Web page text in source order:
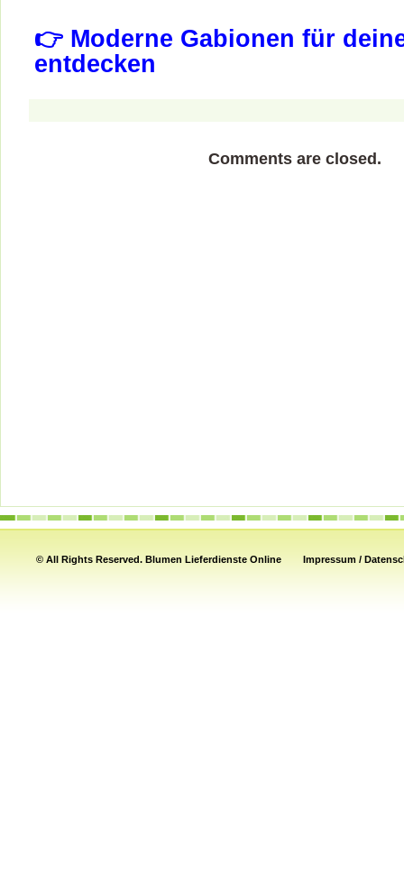
👉 Moderne Gabionen für
entdecken
Comments are closed.
© All Rights Reserved. Blumen Lieferdienste Online Impressum /